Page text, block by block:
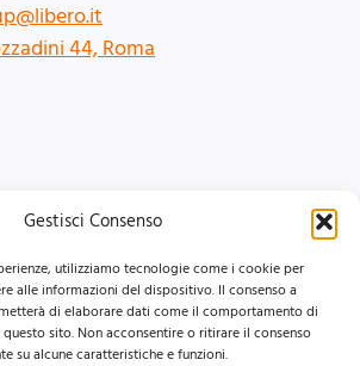
Gestisci Consenso
utilizziamo tecnologie come i cookie per
alle informazioni del dispositivo. Il consenso a
di elaborare dati come il comportamento di
sito. Non acconsentire o ritirare il consenso
su alcune caratteristiche e funzioni.
44, Roma